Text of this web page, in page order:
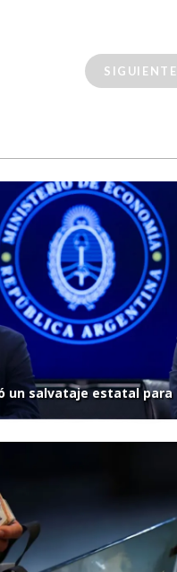
SIGUIENTE
un salvataje estatal para